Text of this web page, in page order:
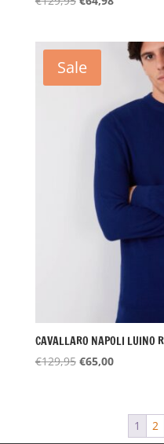
€129,95. €64,98.
Sale
CAVALLARO NAPOLI LUINO
€129,95 Oorspronkelijke
€65,00Huidige
€65,00.
1 2